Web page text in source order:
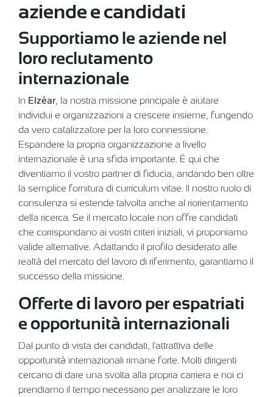
aziende e candidati
Supportiamo le aziende nel
loro reclutamento
internazionale
In Elzéar, la nostra missione principale è aiutare
individui e organizzazioni a crescere insieme, fungendo
da vero catalizzatore per la loro connessione.
Espandere la propria organizzazione a livello
internazionale è una sfida importante. È qui che
diventiamo il vostro partner di fiducia, andando ben oltre
la semplice fornitura di curriculum vitae. Il nostro ruolo di
consulenza si estende talvolta anche al riorientamento
della ricerca. Se il mercato locale non offre candidati
che corrispondano ai vostri criteri iniziali, vi proponiamo
valide alternative. Adattando il profilo desiderato alle
realtà del mercato del lavoro di riferimento, garantiamo il
successo della missione.
Offerte di lavoro per espatriati
e opportunità internazionali
Dal punto di vista dei candidati, l'attrattiva delle
opportunità internazionali rimane forte. Molti dirigenti
cercano di dare una svolta alla propria carriera e noi ci
prendiamo il tempo necessario per analizzare le loro